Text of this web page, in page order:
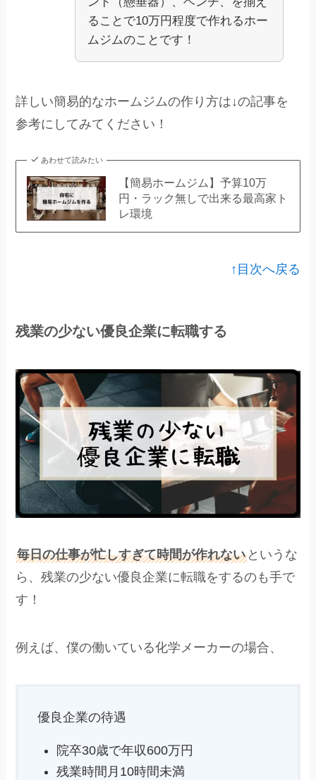
ることで10万円程度で作れるホー
ムジムのことです！
詳しい簡易的なホームジムの作り方は↓の記事を
参考にしてみてください！
あわせて読みたい
【簡易ホームジム】予算10万
円・ラック無しで出来る最高家ト
レ環境
↑目次へ戻る
残業の少ない優良企業に転職する
毎日の仕事が忙しすぎて時間が作れない というな
ら、残業の少ない優良企業に転職をするのも手で
す！
例えば、僕の働いている化学メーカーの場合、
優良企業の待遇
院卒30歳で年収600万円
残業時間月10時間未満